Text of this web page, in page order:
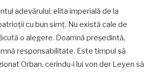
adevărului: elita imperială de la
cu bun simț. Nu există cale de
o alegere. Doamnă președintă,
responsabilitate. Este timpul să
Orban, cerîndu-i lui von der Leyen să